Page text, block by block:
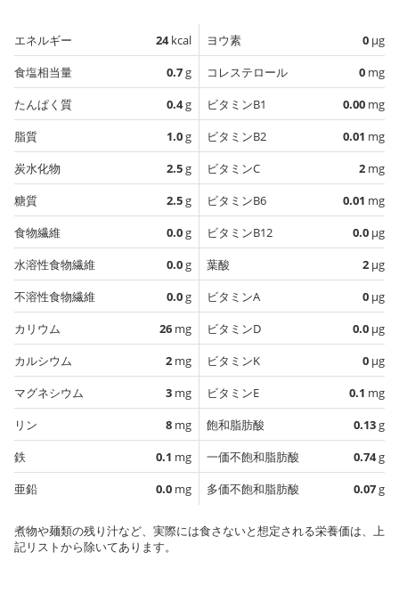
エネルギー 24kcal
食塩相当量
0.7g
たんぱく質
0.4g
脂質
1.0g
炭水化物
2.5g
糖質
2.5g
食物繊維
0.0g
水溶性食物繊維
0.0g
不溶性食物繊維
0.0g
カリウム
26 mg
カルシウム
2 mg
マグネシウム
3 mg
リン
8 mg
鉄
0.1 mg
亜鉛
0.0 mg
ヨウ素 0 µg
コレステロール
0 mg
ビタミンB1
0.00 mg
ビタミンB2
0.01 mg
ビタミンC
2 mg
ビタミンB6
0.01 mg
ビタミンB12
0.0 µg
葉酸
2 µg
ビタミンA
0 µg
ビタミンD
0.0 µg
ビタミンK
0 µg
ビタミンE
0.1 mg
飽和脂肪酸
0.13g
一価不飽和脂肪酸
0.74g
多価不飽和脂肪酸
0.07g
煮物や麺類の残り汁など、実際には食さないと想定される栄養価は、上
記リストから除いてあります。